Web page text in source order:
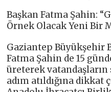
Başkan Fatma Şahin:
Örnek Olacak Yeni Bir
Gaziantep Büyükşehir
Fatma Şahin de 15
üreterek vatandaşların
adım atıldığına dikkat